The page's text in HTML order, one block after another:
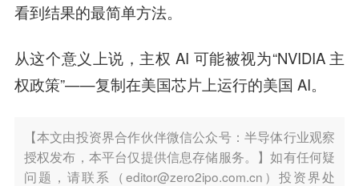
看到结果的最简单方法。
从这个意义上说，主权 AI 可能被视为“NVIDIA 主
权政策”——复制在美国芯片上运行的美国 AI。
【本文由投资界合作伙伴微信公众号：半导体行业观察
授权发布，本平台仅提供信息存储服务。】如有任何疑
问题，请联系（editor@zero2ipo.com.cn）投资界处